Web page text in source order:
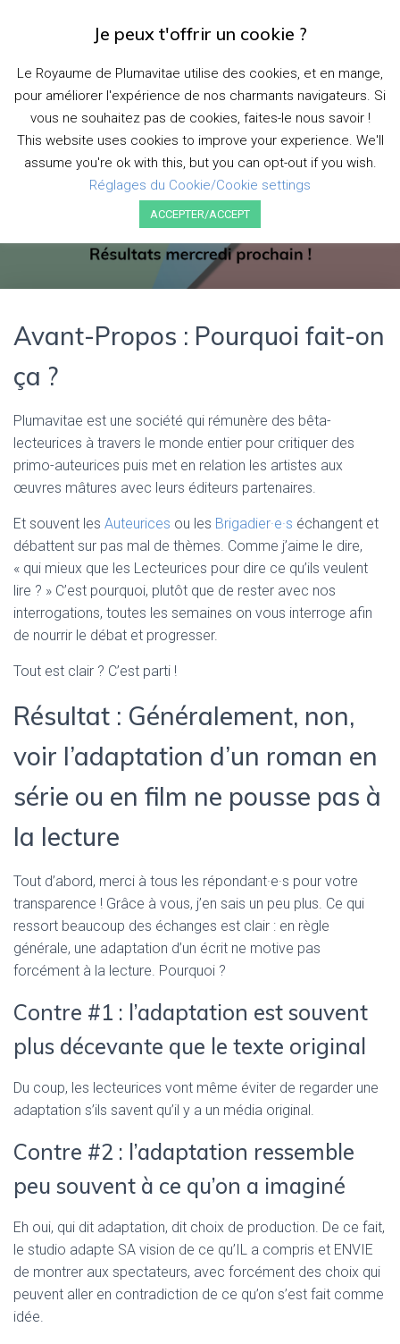
P
I
R
L
O
Question d’auteurices#3 :
L’Adaptation d’un roman donne
envie de lire le texte
Publié parplumavitaele10 mars 2020
Avant-Propos : Pourquoi fait-on
ça ?
Plumavitae est une société qui rémunère des bêta-
lecteurices à travers le monde entier pour critiquer des
primo-auteurices puis met en relation les artistes aux
œuvres mâtures avec leurs éditeurs partenaires.
Et souvent les Auteurices ou les Brigadier·e·s échangent et
débattent sur pas mal de thèmes. Comme j’aime le dire,
« qui mieux que les Lecteurices pour dire ce qu’ils veulent
lire ? » C’est pourquoi, plutôt que de rester avec nos
interrogations, toutes les semaines on vous interroge afin
de nourrir le débat et progresser.
Tout est clair ? C’est parti !
Résultat : Généralement, non,
voir l’adaptation d’un roman en
série ou en film ne pousse pas à
la lecture
Tout d’abord, merci à tous les répondant·e·s pour votre
transparence ! Grâce à vous, j’en sais un peu plus. Ce qui
ressort beaucoup des échanges est clair : en règle
générale, une adaptation d’un écrit ne motive pas
forcément à la lecture. Pourquoi ?
Contre #1 : l’adaptation est souvent
plus décevante que le texte original
Du coup, les lecteurices vont même éviter de regarder une
adaptation s’ils savent qu’il y a un média original.
Contre #2 : l’adaptation ressemble
peu souvent à ce qu’on a imaginé
Eh oui, qui dit adaptation, dit choix de production. De ce fait,
le studio adapte SA vision de ce qu’IL a compris et ENVIE
de montrer aux spectateurs, avec forcément des choix qui
peuvent aller en contradiction de ce qu’on s’est fait comme
idée.
Je peux t'offrir un cookie ?
Le Royaume de Plumavitae utilise des cookies, et en mange,
pour améliorer l'expérience de nos charmants navigateurs. Si
vous ne souhaitez pas de cookies, faites-le nous savoir !
This website uses cookies to improve your experience. We'll
assume you're ok with this, but you can opt-out if you wish.
Réglages du Cookie/Cookie settings
ACCEPTER/ACCEPT